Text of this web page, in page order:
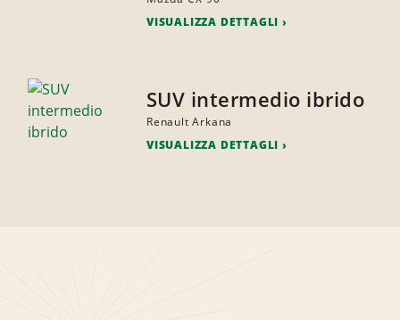
VISUALIZZA DETTAGLI
SUV intermedio ibrido
Renault Arkana
VISUALIZZA DETTAGLI